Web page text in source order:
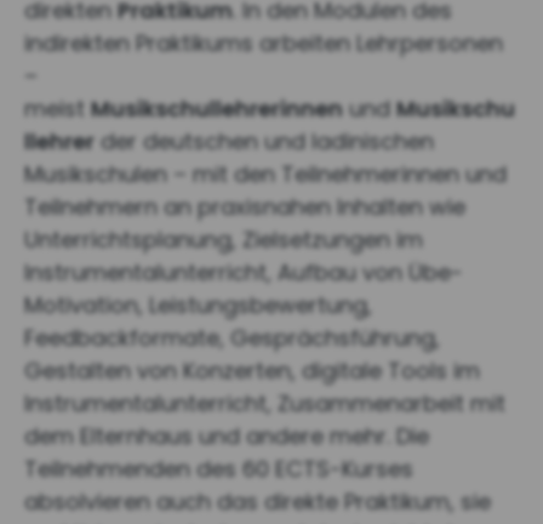
direktenPraktikum. In den Modulen des
indirekten Praktikums arbeiten Lehrpersonen
–
meistMusikschullehrerinnen undMusikschu
llehrer der deutschen und ladinischen
Musikschulen – mit den Teilnehmerinnen und
Teilnehmern an praxisnahen Inhalten wie
Unterrichtsplanung, Zielsetzungen im
Instrumentalunterricht, Aufbau von Übe-
Motivation, Leistungsbewertung,
Feedbackformate, Gesprächsführung,
Gestalten von Konzerten, digitale Tools im
Instrumentalunterricht, Zusammenarbeit mit
dem Elternhaus und andere mehr. Die
Teilnehmenden des 60 ECTS-Kurses
absolvieren auch das direkte Praktikum, sie